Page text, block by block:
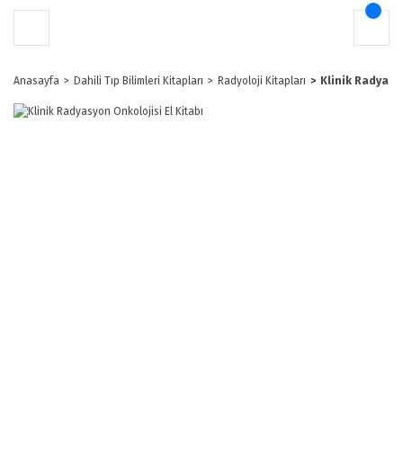
Anasayfa Dahili Tıp Bilimleri Kitapları Radyoloji Kitapları Klinik